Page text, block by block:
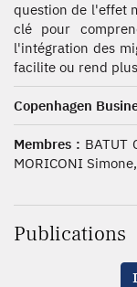
question de l'effet
clé pour
l'intégration des
facilite ou rend
Copenhagen
Membres : BATUT
MORICONI
Publications